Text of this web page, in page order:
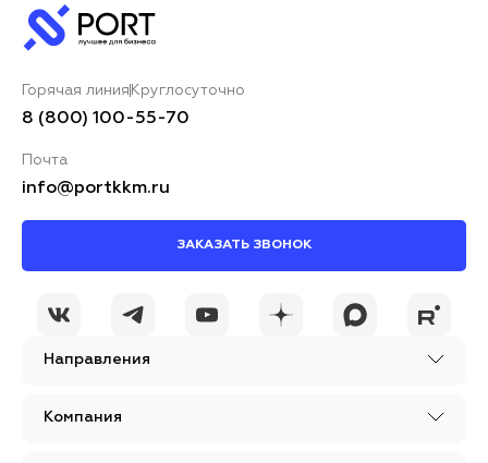
Направления
Компания
Горячая линия Круглосуточно
8 (800) 100-55-70
Почта
info@portkkm.ru
ЗАКАЗАТЬ ЗВОНОК